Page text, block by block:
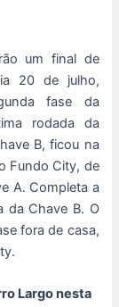
um final de
20 de julho,
fase da
rodada da
B, ficou na
Fundo City, de
A. Completa a
da Chave B. O
fora de casa,
Largo nesta